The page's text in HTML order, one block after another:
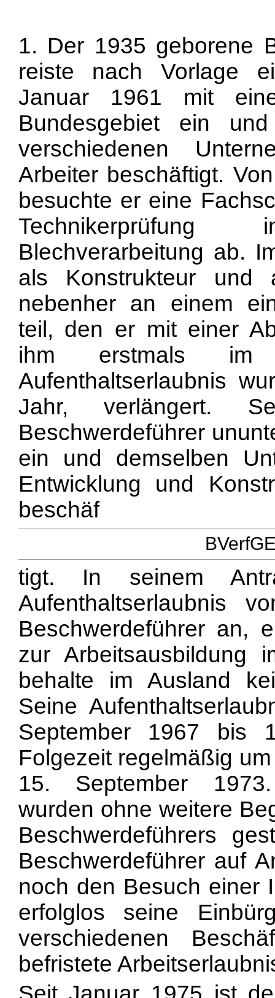
1. Der 1935 geborene
reiste nach Vorlage
Januar 1961 mit
Bundesgebiet ein
verschiedenen
Arbeiter beschäftigt.
besuchte er eine
Blechverarbeitung ab.
als Konstrukteur und
nebenher an einem
teil, den er mit einer
ihm erstmals im
Aufenthaltserlaubnis
Jahr, verlängert.
Beschwerdeführer
ein und demselben
Entwicklung und
beschäf
tigt. In seinem
Aufenthaltserlaubnis
Beschwerdeführer an,
zur Arbeitsausbildung
behalte im Ausland
Seine
September 1967 bis
Folgezeit regelmäßig
15. September
wurden ohne weitere
Beschwerdeführers
Beschwerdeführer auf
noch den Besuch einer
erfolglos seine
verschiedenen
befristete